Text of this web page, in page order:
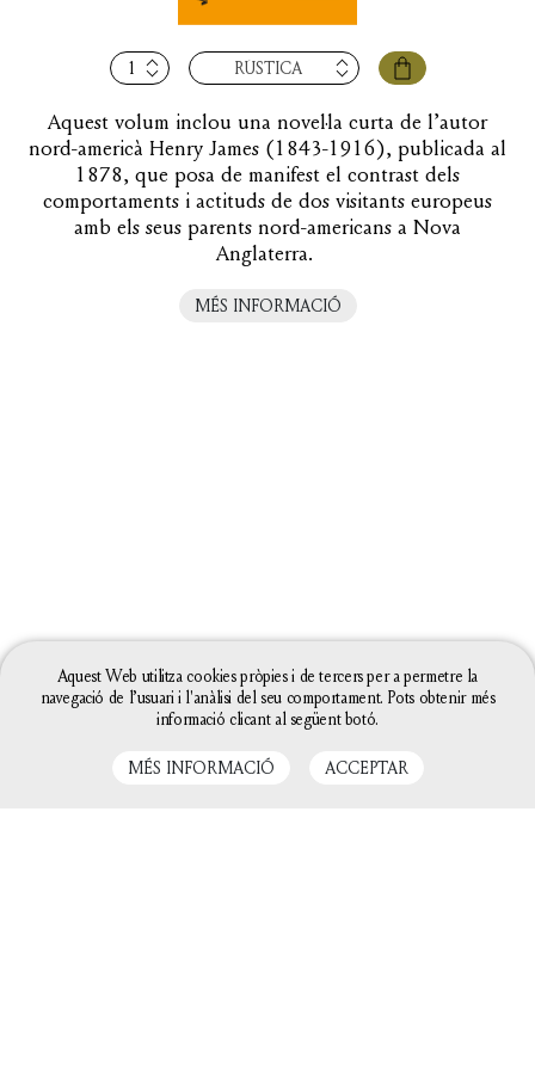
quantitat
de
Els
europeus
RÚSTICA
Aquest volum inclou una novel·la curta de l’autor
nord-americà Henry James (1843-1916), publicada al
1878, que posa de manifest el contrast dels
comportaments i actituds de dos visitants europeus
amb els seus parents nord-americans a Nova
Anglaterra.
MÉS INFORMACIÓ
Aquest Web utilitza cookies pròpies i de tercers per a permetre la
navegació de l’usuari i l'anàlisi del seu comportament. Pots obtenir més
informació clicant al següent botó.
MÉS INFORMACIÓ ACCEPTAR